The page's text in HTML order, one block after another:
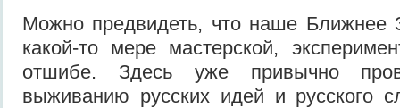
Можно предвидеть, что наше Ближнее
какой-то мере мастерской,
отшибе. Здесь уже привычно
выживанию русских идей и русского